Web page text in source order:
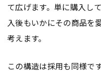
て広げます。単に購入し
入後もいかにその商品を
考えます。
この構造は採用も同様です